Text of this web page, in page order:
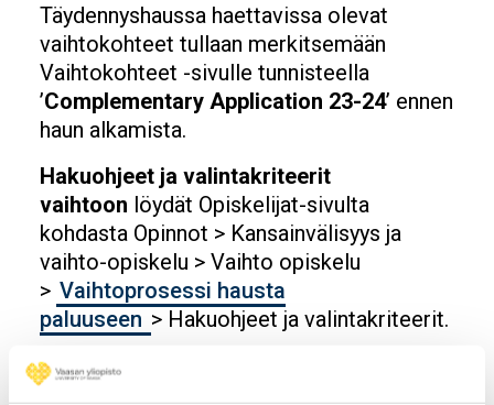
Täydennyshaussa haettavissa olevat
vaihtokohteet tullaan merkitsemään
Vaihtokohteet -sivulle tunnisteella
’Complementary Application 23-24’ ennen
haun alkamista.
Hakuohjeet ja valintakriteerit
vaihtoon löydät Opiskelijat-sivulta
kohdasta Opinnot > Kansainvälisyys ja
vaihto-opiskelu > Vaihto opiskelu
> Vaihtoprosessi hausta
paluuseen > Hakuohjeet ja valintakriteerit.
Lisätietoja
Liikkuvuuspalveluista